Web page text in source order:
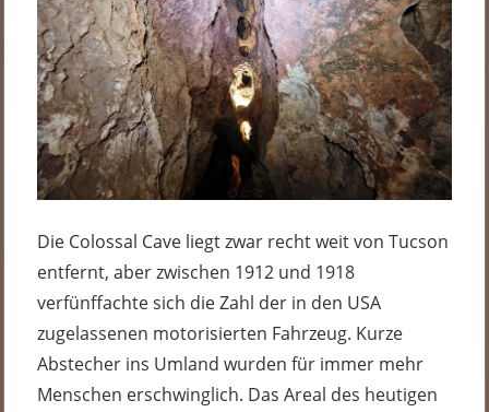
Die Colossal Cave liegt zwar recht weit von Tucson
entfernt, aber zwischen 1912 und 1918
verfünffachte sich die Zahl der in den USA
zugelassenen motorisierten Fahrzeug. Kurze
Abstecher ins Umland wurden für immer mehr
Menschen erschwinglich. Das Areal des heutigen